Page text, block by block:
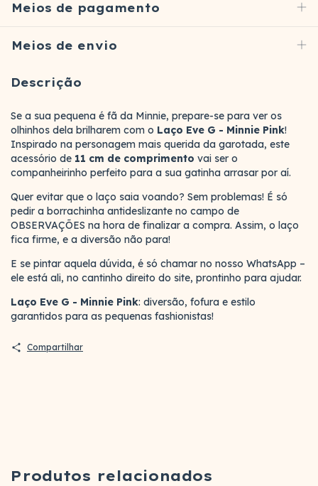
Meios de pagamento
Meios de envio
Descrição
Se a sua pequena é fã da Minnie, prepare-se para ver os
olhinhos dela brilharem com o Laço Eve G - Minnie Pink!
Inspirado na personagem mais querida da garotada, este
acessório de 11 cm de comprimento vai ser o
companheirinho perfeito para a sua gatinha arrasar por aí.
Quer evitar que o laço saia voando? Sem problemas! É só
pedir a borrachinha antideslizante no campo de
OBSERVAÇÕES na hora de finalizar a compra. Assim, o laço
fica firme, e a diversão não para!
E se pintar aquela dúvida, é só chamar no nosso WhatsApp –
ele está ali, no cantinho direito do site, prontinho para ajudar.
Laço Eve G - Minnie Pink: diversão, fofura e estilo
garantidos para as pequenas fashionistas!
Compartilhar
Produtos relacionados